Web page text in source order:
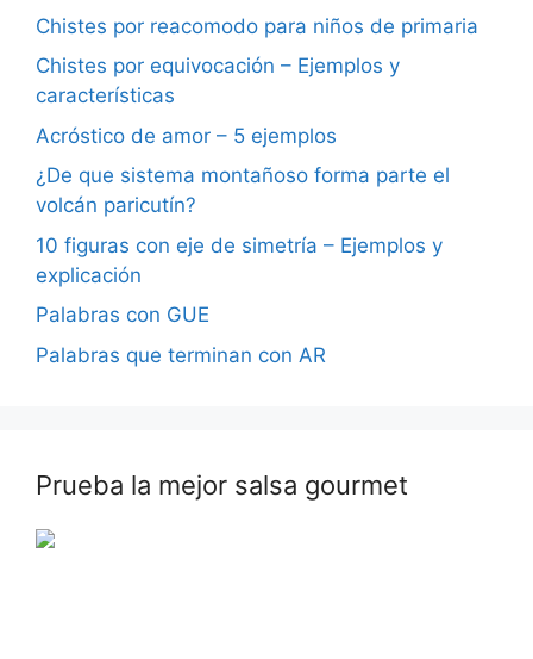
Chistes por reacomodo para niños de primaria
Chistes por equivocación – Ejemplos y
características
Acróstico de amor – 5 ejemplos
¿De que sistema montañoso forma parte el
volcán paricutín?
10 figuras con eje de simetría – Ejemplos y
explicación
Palabras con GUE
Palabras que terminan con AR
Prueba la mejor salsa gourmet